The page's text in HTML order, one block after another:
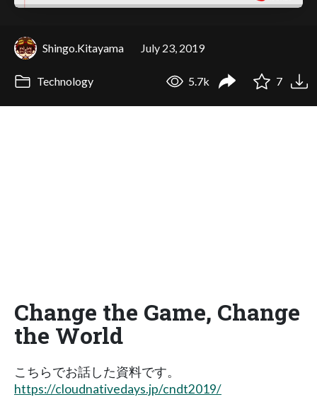
Shingo.Kitayama July 23, 2019
Technology 5.7k 7
Change the Game, Change
the World
こちらでお話した資料です。
https://cloudnativedays.jp/cndt2019/